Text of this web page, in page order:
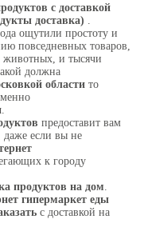
с доставкой
доставка)
ощутили простоту и
повседневных товаров,
животных, и тысячи
должна
области то
предоставит вам
если вы не
к городу
продуктов на дом
гипермаркет еды
с доставкой на